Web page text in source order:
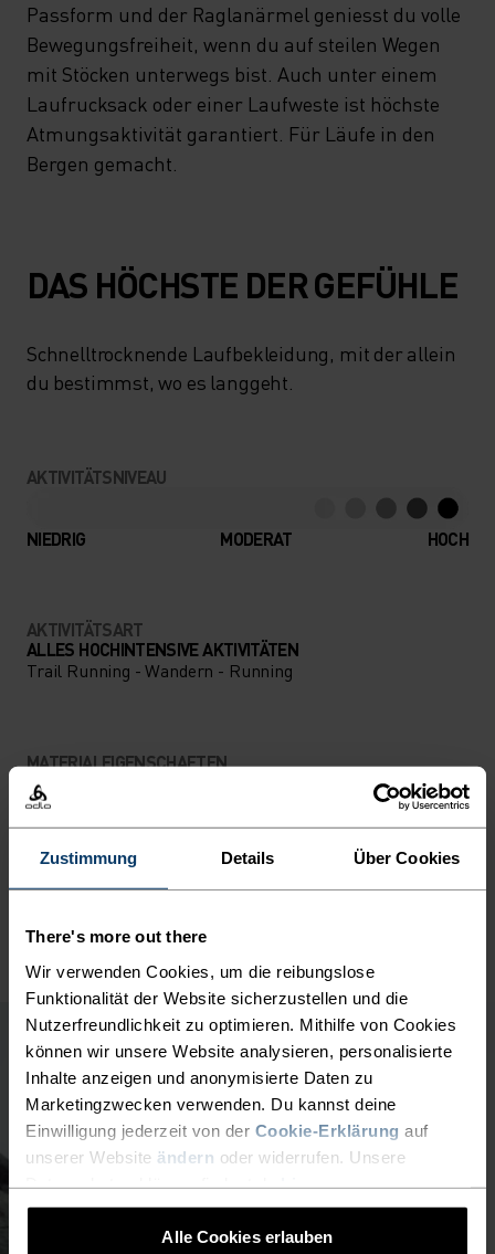
Zustimmung Details Über Cookies
There's more out there
Wir verwenden Cookies, um die reibungslose
Funktionalität der Website sicherzustellen und die
Nutzerfreundlichkeit zu optimieren. Mithilfe von Cookies
können wir unsere Website analysieren, personalisierte
Inhalte anzeigen und anonymisierte Daten zu
Marketingzwecken verwenden. Du kannst deine
Einwilligung jederzeit von der Cookie-Erklärung auf
unserer Website ändern oder widerrufen. Unsere
Alle Cookies erlauben
Passform und der Raglanärmel geniesst du volle
Bewegungsfreiheit, wenn du auf steilen Wegen
mit Stöcken unterwegs bist. Auch unter einem
Laufrucksack oder einer Laufweste ist höchste
Atmungsaktivität garantiert. Für Läufe in den
Bergen gemacht.
DAS HÖCHSTE DER GEFÜHLE
Schnelltrocknende Laufbekleidung, mit der allein
du bestimmst, wo es langgeht.
AKTIVITÄTSNIVEAU
NIEDRIG MODERAT HOCH
AKTIVITÄTSART
ALLES HOCHINTENSIVE AKTIVITÄTEN
Trail Running - Wandern - Running
MATERIALEIGENSCHAFTEN
POLYESTER
Polyester ist eine strapazierfähige Kunstfaser mit
feuchtigkeitsableitenden und schnelltrocknenden
Eigenschaften. Das Material ist form-, knitter- und
schrumpfbeständig und behält seine Farbe auch nach
langem Tragen. Du findest es bei uns häufig in Produkten